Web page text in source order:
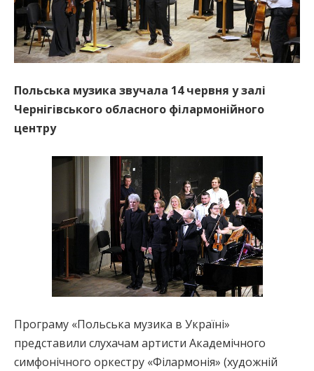
Польська музика звучала 14 червня у залі
Чернігівського обласного філармонійного
центру
Програму «Польська музика в Україні»
представили слухачам артисти Академічного
симфонічного оркестру «Філармонія» (художній